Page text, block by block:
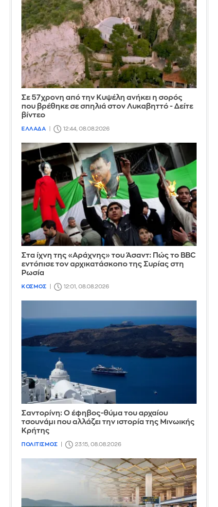
Σε 57χρονη από την Κυψέλη ανήκει η σορός
που βρέθηκε σε σπηλιά στον Λυκαβηττό - Δείτε
βίντεο
ΕΛΛΑΔΑ 12:44, 08.08.2026
Στα ίχνη της «Αράχνης» του Άσαντ: Πώς το BBC
εντόπισε τον αρχικατάσκοπο της Συρίας στη
Ρωσία
ΚΟΣΜΟΣ 12:01, 08.08.2026
Σαντορίνη: Ο έφηβος-θύμα του αρχαίου
τσουνάμι που αλλάζει την ιστορία της Μινωικής
Κρήτης
ΠΟΛΙΤΙΣΜΟΣ 23:15, 08.08.2026